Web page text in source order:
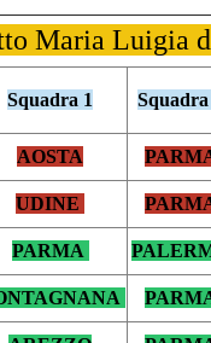
Maria Luigia
Squadra 1 Squadra
AOSTA
UDINE
PARMA